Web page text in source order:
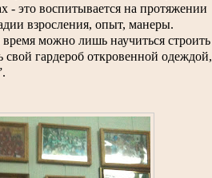
- это воспитывается на протяжении
взросления, опыт, манеры.
можно лишь научиться строить
гардероб откровенной одеждой,